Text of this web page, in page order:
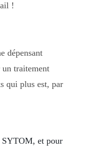
!
dépensant
un traitement
qui plus est, par
SYTOM, et pour